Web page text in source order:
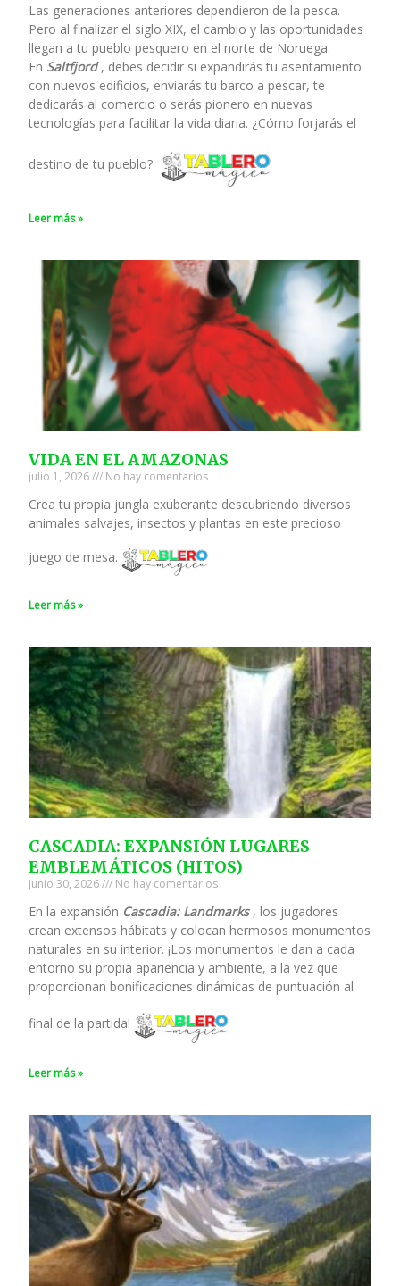
Las generaciones anteriores dependieron de la pesca.
Pero al finalizar el siglo XIX, el cambio y las oportunidades
llegan a tu pueblo pesquero en el norte de Noruega.
En Saltfjord, debes decidir si expandirás tu asentamiento
con nuevos edificios, enviarás tu barco a pescar, te
dedicarás al comercio o serás pionero en nuevas
tecnologías para facilitar la vida diaria. ¿Cómo forjarás el
destino de tu pueblo?
Leer más »
VIDA EN EL AMAZONAS
julio 1, 2026 No hay comentarios
Crea tu propia jungla exuberante descubriendo diversos
animales salvajes, insectos y plantas en este precioso
juego de mesa.
Leer más »
CASCADIA: EXPANSIÓN LUGARES
EMBLEMÁTICOS (HITOS)
junio 30, 2026 No hay comentarios
En la expansión Cascadia: Landmarks, los jugadores
crean extensos hábitats y colocan hermosos monumentos
naturales en su interior. ¡Los monumentos le dan a cada
entorno su propia apariencia y ambiente, a la vez que
proporcionan bonificaciones dinámicas de puntuación al
final de la partida!
Leer más »